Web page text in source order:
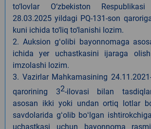
to‘lovlar O‘zbekiston Respublikasi
28.03.2025 yildagi PQ-131-son
kuni ichida to‘liq to‘lanishi lozim.
2. Auksion gʻolibi bayonnomaga
ichida yer uchastkasini ijaraga
imzolashi lozim.
3. Vazirlar Mahkamasining
qarorining 32-ilovasi bilan
asosan ikki yoki undan ortiq lotlar
savdolarida gʻolib boʻlgan
uchastkasi uchun bayonnoma